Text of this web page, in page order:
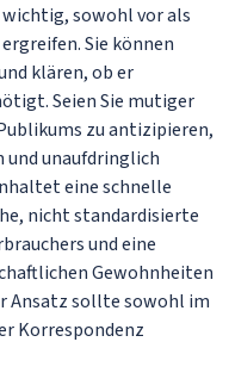
sowohl vor als
Sie können
klären, ob er
Seien Sie mutiger
zu antizipieren,
unaufdringlich
eine schnelle
nicht standardisierte
und eine
Gewohnheiten
Ansatz sollte sowohl im
Korrespondenz